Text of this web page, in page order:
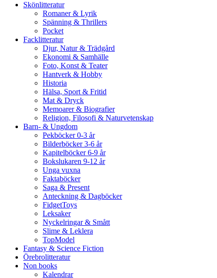
Skönlitteratur
Romaner & Lyrik
Spänning & Thrillers
Pocket
Facklitteratur
Djur, Natur & Trädgård
Ekonomi & Samhälle
Foto, Konst & Teater
Hantverk & Hobby
Historia
Hälsa, Sport & Fritid
Mat & Dryck
Memoarer & Biografier
Religion, Filosofi & Naturvetenskap
Barn- & Ungdom
Pekböcker 0-3 år
Bilderböcker 3-6 år
Kapitelböcker 6-9 år
Bokslukaren 9-12 år
Unga vuxna
Faktaböcker
Saga & Present
Anteckning & Dagböcker
FidgetToys
Leksaker
Nyckelringar & Smått
Slime & Leklera
TopModel
Fantasy & Science Fiction
Örebrolitteratur
Non books
Kalendrar